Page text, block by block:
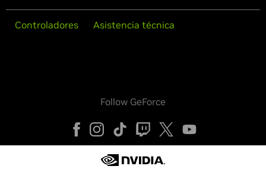
Controladores Asistencia técnica
Follow GeForce